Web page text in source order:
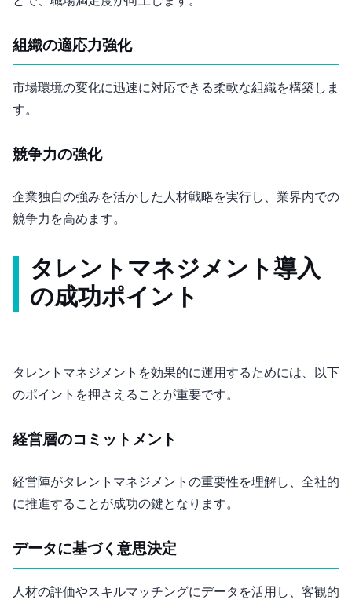
組織の適応力強化
市場環境の変化に迅速に対応できる柔軟な組織を構築しま
す。
競争力の強化
企業独自の強みを活かした人材戦略を実行し、業界内での
競争力を高めます。
タレントマネジメント導入
の成功ポイント
タレントマネジメントを効果的に運用するためには、以下
のポイントを押さえることが重要です。
経営層のコミットメント
経営陣がタレントマネジメントの重要性を理解し、全社的
に推進することが成功の鍵となります。
データに基づく意思決定
人材の評価やスキルマッチングにデータを活用し、客観的